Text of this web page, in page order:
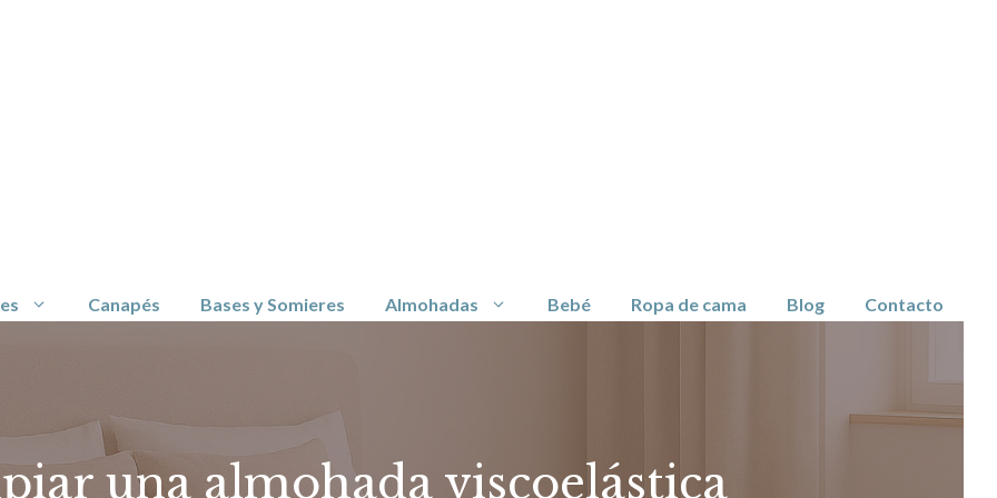
Canapés Bases y Somieres Almohadas Bebé Ropa de cama Blog Contacto
una almohada viscoelástica